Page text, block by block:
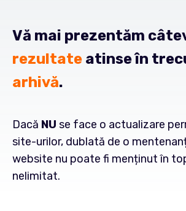
Vă mai prezentăm
rezultate atinse în
arhivă.
Dacă NU se face o actualizare
site-urilor, dublată de o
website nu poate fi menținut în
nelimitat.